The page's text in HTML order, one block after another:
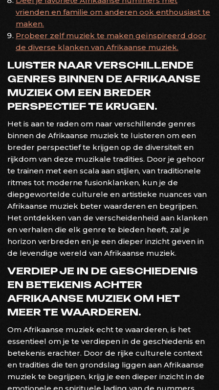
vrienden en familie om anderen ook enthousiast te
maken.
Probeer zelf muziek te maken geïnspireerd door
de diverse klanken van Afrikaanse muziek.
LUISTER NAAR VERSCHILLENDE
GENRES BINNEN DE AFRIKAANSE
MUZIEK OM EEN BREDER
PERSPECTIEF TE KRIJGEN.
Het is aan te raden om naar verschillende genres
binnen de Afrikaanse muziek te luisteren om een
breder perspectief te krijgen op de diversiteit en
rijkdom van deze muzikale tradities. Door je gehoor
te trainen met een scala aan stijlen, van traditionele
ritmes tot moderne fusionklanken, kun je de
diepgewortelde culturele en artistieke nuances van
Afrikaanse muziek beter waarderen en begrijpen.
Het ontdekken van de verscheidenheid aan klanken
en verhalen die elk genre te bieden heeft, zal je
horizon verbreden en je een dieper inzicht geven in
de levendige wereld van Afrikaanse muziek.
VERDIEP JE IN DE GESCHIEDENIS
EN BETEKENIS ACHTER
AFRIKAANSE MUZIEK OM HET
MEER TE WAARDEREN.
Om Afrikaanse muziek echt te waarderen, is het
essentieel om je te verdiepen in de geschiedenis en
betekenis erachter. Door de rijke culturele context
en tradities die ten grondslag liggen aan Afrikaanse
muziek te begrijpen, krijg je een dieper inzicht in de
emotionele en spirituele lading van de nummers.